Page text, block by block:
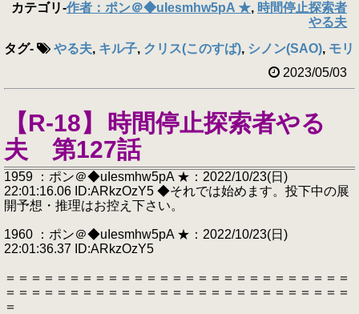
カテゴリ-作者：ポン＠◆uIesmhw5pA ★, 時間停止探索者
やる夫
タグ- やる夫, キル子, クリス(このすば), シノン(SAO), モリ
2023/05/03
【R-18】 時間停止探索者やる
夫 第127話
1959 ：ポン＠◆uIesmhw5pA ★：2022/10/23(日)
22:01:16.06 ID:ARkzOzY5 ◆それでは始めます。投下中の展
開予想・推理はお控え下さい。
1960 ：ポン＠◆uIesmhw5pA ★：2022/10/23(日)
22:01:36.37 ID:ARkzOzY5
＝＝＝＝＝＝＝＝＝＝＝＝＝＝＝＝＝＝＝＝＝＝＝＝＝＝＝
＝＝＝＝＝＝＝＝＝＝＝＝＝＝＝＝＝＝＝＝＝＝＝＝＝＝＝
＝